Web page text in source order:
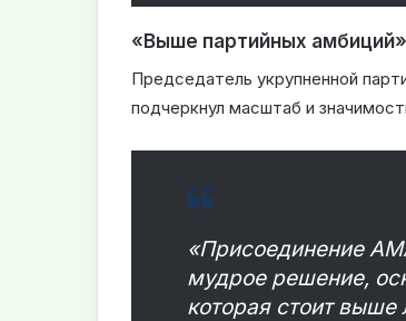
«Выше партийных амбиций»
Председатель укрупненной
подчеркнул масштаб и
«Присоединение
мудрое решение,
которая стоит